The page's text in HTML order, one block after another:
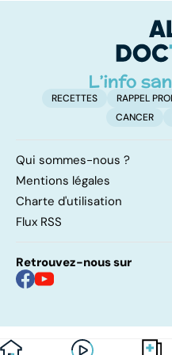
RECETTES RAPPEL
CANCER
Qui sommes-nous ?
Mentions légales
Charte d'utilisation
Flux RSS
Retrouvez-nous sur